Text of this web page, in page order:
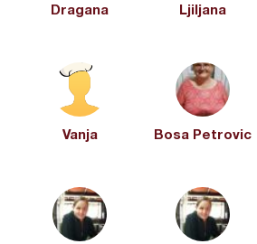
Dragana Ljiljana
Vanja Bosa Petrovic